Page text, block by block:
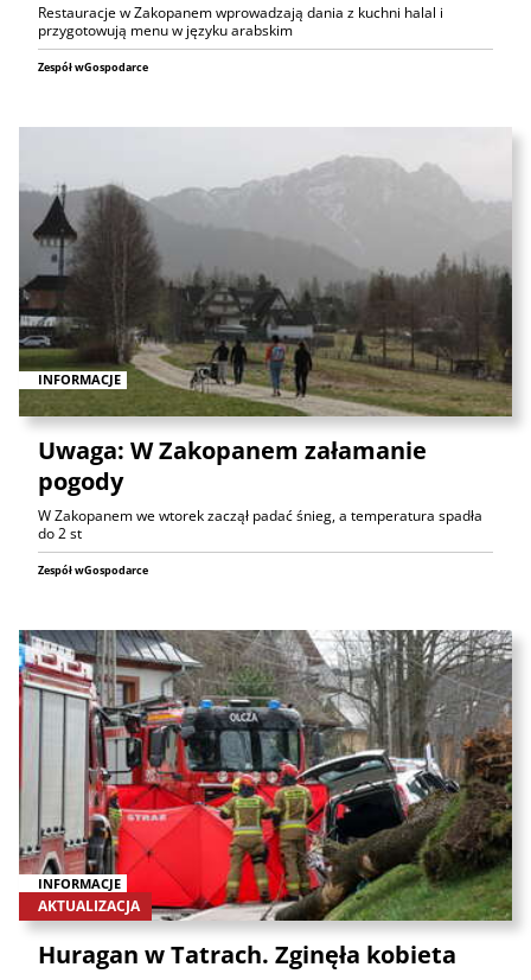
Restauracje w Zakopanem wprowadzają dania z kuchni halal i
przygotowują menu w języku arabskim
Zespół wGospodarce
INFORMACJE
Uwaga: W Zakopanem załamanie
pogody
W Zakopanem we wtorek zaczął padać śnieg, a temperatura spadła
do 2 st
Zespół wGospodarce
INFORMACJE
AKTUALIZACJA
Huragan w Tatrach. Zginęła kobieta